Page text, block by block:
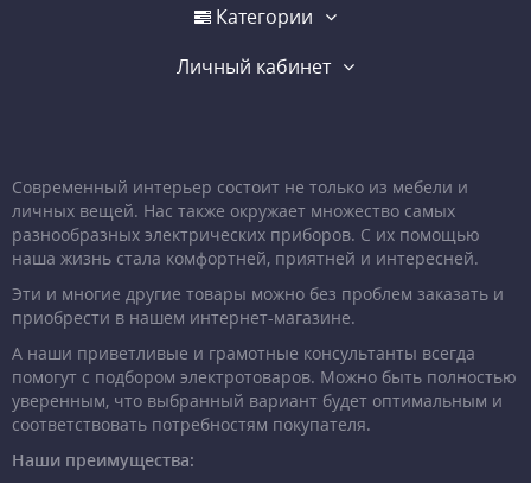
Категории
Личный кабинет
Современный интерьер состоит не только из мебели и
личных вещей. Нас также окружает множество самых
разнообразных электрических приборов. С их помощью
наша жизнь стала комфортней, приятней и интересней.
Эти и многие другие товары можно без проблем заказать и
приобрести в нашем интернет-магазине.
А наши приветливые и грамотные консультанты всегда
помогут с подбором электротоваров. Можно быть полностью
уверенным, что выбранный вариант будет оптимальным и
соответствовать потребностям покупателя.
Наши преимущества: